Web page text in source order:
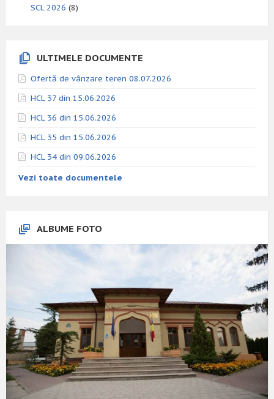
SCL 2026 (8)
ULTIMELE DOCUMENTE
Ofertă de vânzare teren 08.07.2026
HCL 37 din 15.06.2026
HCL 36 din 15.06.2026
HCL 35 din 15.06.2026
HCL 34 din 09.06.2026
Vezi toate documentele
ALBUME FOTO